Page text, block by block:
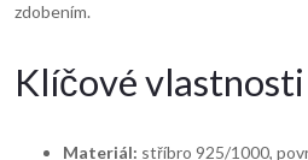
zdobením.
Klíčové vlastnosti
Materiál: stříbro 925/1000,